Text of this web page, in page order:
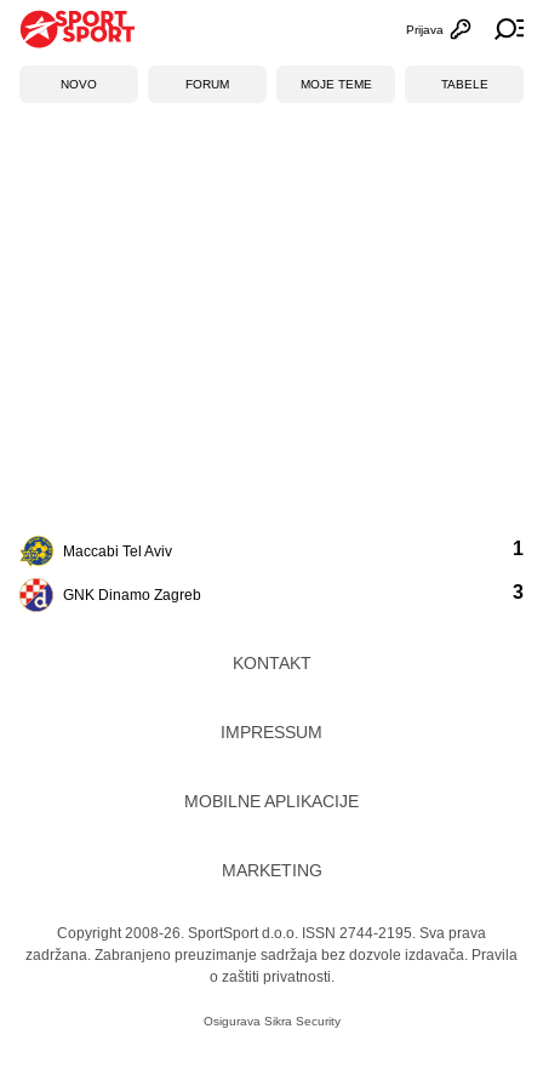
Otvori
Prijava
NOVO FORUM MOJE TEME TABELE
Maccabi Tel Aviv
GNK Dinamo Zagreb
1
3
KONTAKT
IMPRESSUM
MOBILNE APLIKACIJE
MARKETING
Copyright 2008-26. SportSport d.o.o. ISSN 2744-2195. Sva prava
zadržana. Zabranjeno preuzimanje sadržaja bez dozvole izdavača. Pravila
o zaštiti privatnosti.
Osigurava Sikra Security